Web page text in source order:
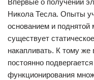
Впервые о получении
Никола Тесла. Опыты
основанием и поднятой
существует
накапливать. К тому
постоянно
функционирования